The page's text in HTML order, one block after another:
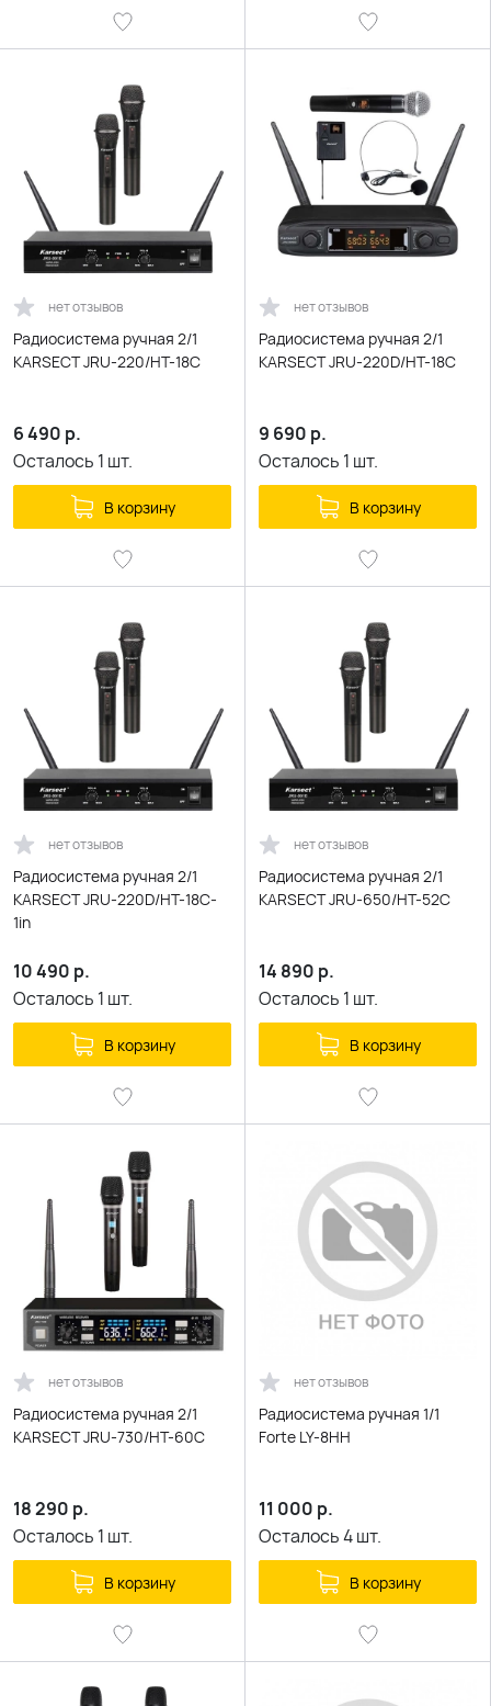
нет отзывов
Радиосистема ручная 2/1
KARSECT JRU-220/HT-18C
6 490 р.
Осталось 1 шт.
В корзину
нет отзывов
Радиосистема ручная 2/1
KARSECT JRU-220D/HT-18C
9 690 р.
Осталось 1 шт.
В корзину
нет отзывов
Радиосистема ручная 2/1
KARSECT JRU-220D/HT-18C-
1in
10 490 р.
Осталось 1 шт.
В корзину
нет отзывов
Радиосистема ручная 2/1
KARSECT JRU-650/HT-52C
14 890 р.
Осталось 1 шт.
В корзину
нет отзывов
Радиосистема ручная 2/1
KARSECT JRU-730/HT-60C
18 290 р.
Осталось 1 шт.
В корзину
нет отзывов
Радиосистема ручная 1/1
Forte LY-8HH
11 000 р.
Осталось4шт.
В корзину